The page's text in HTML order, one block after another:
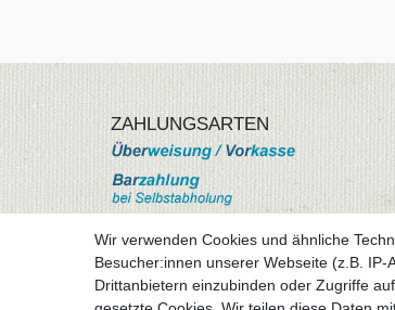
ZAHLUNGSARTEN
mehr Informationen
Wir verwenden Cookies und ähnliche
Besucher:innen unserer Webseite (z.B.
Drittanbietern einzubinden oder Zugriffe